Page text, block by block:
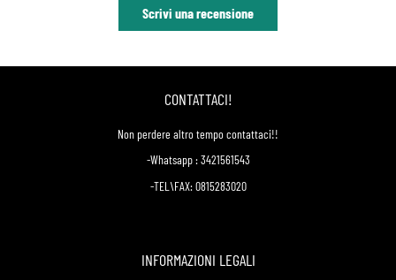
Scrivi una recensione
CONTATTACI!
Non perdere altro tempo contattaci!!
-Whatsapp : 3421561543
-TEL\FAX: 0815283020
INFORMAZIONI LEGALI